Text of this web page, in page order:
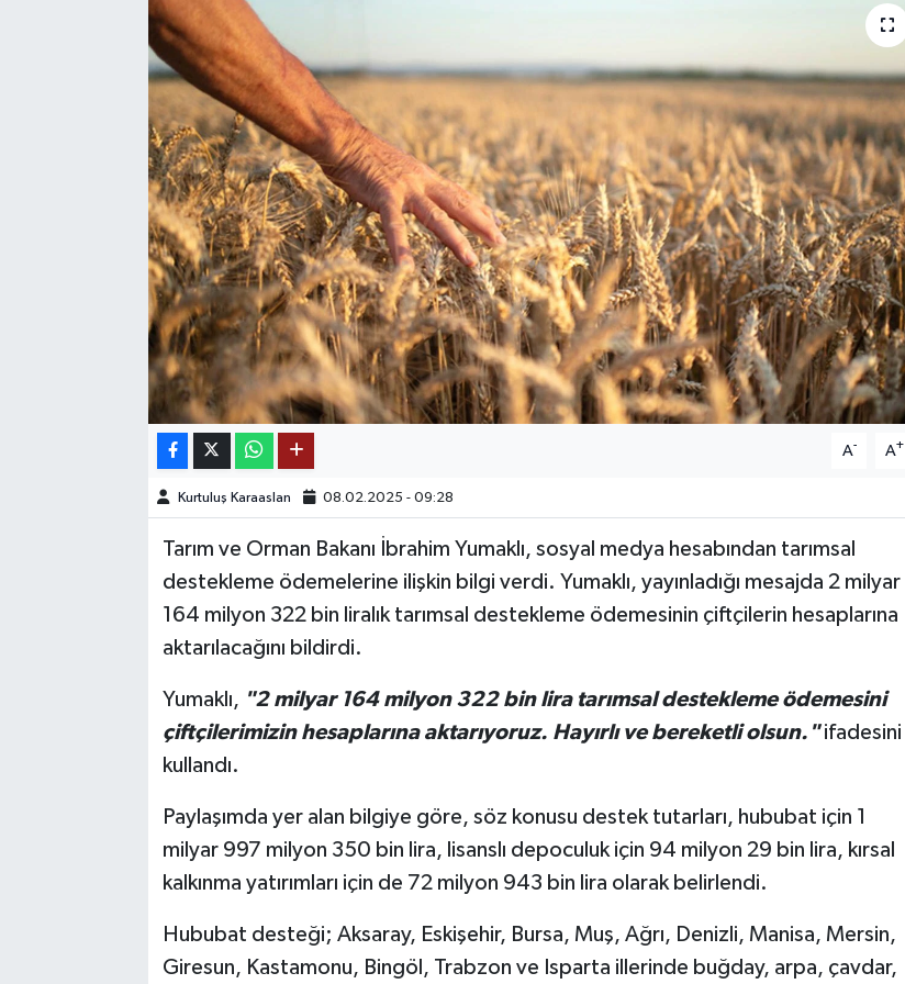
A- A+
Kurtuluş Karaaslan 08.02.2025 - 09:28
Tarım ve Orman Bakanı İbrahim Yumaklı, sosyal medya hesabından tarımsal
destekleme ödemelerine ilişkin bilgi verdi. Yumaklı, yayınladığı mesajda 2 milyar
164 milyon 322 bin liralık tarımsal destekleme ödemesinin çiftçilerin hesaplarına
aktarılacağını bildirdi.
Yumaklı, "2 milyar 164 milyon 322 bin lira tarımsal destekleme ödemesini
çiftçilerimizin hesaplarına aktarıyoruz. Hayırlı ve bereketli olsun."ifadesini
kullandı.
Paylaşımda yer alan bilgiye göre, söz konusu destek tutarları, hububat için 1
milyar 997 milyon 350 bin lira, lisanslı depoculuk için 94 milyon 29 bin lira, kırsal
kalkınma yatırımları için de 72 milyon 943 bin lira olarak belirlendi.
Hububat desteği; Aksaray, Eskişehir, Bursa, Muş, Ağrı, Denizli, Manisa, Mersin,
Giresun, Kastamonu, Bingöl, Trabzon ve Isparta illerinde buğday, arpa, çavdar,
OTOMOTİV
KÜLTÜR SANAT